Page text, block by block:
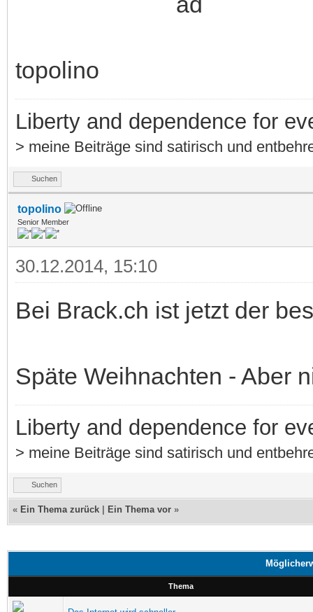
topolino
Liberty and dependence for
> meine Beiträge sind satirisch und
Suchen
topolino
Senior Member
30.12.2014, 15:10
Bei Brack.ch ist jetzt der
Späte Weihnachten - Aber
Liberty and dependence for
> meine Beiträge sind satirisch und
Suchen
« Ein Thema zurück Ein Thema vor »
Thema